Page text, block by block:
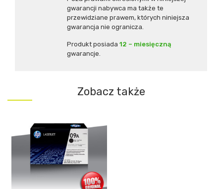
gwarancji nabywca ma także te
przewidziane prawem, których niniejsza
gwarancja nie ogranicza.
Produkt posiada 12 – miesięczną
gwarancje.
Zobacz także